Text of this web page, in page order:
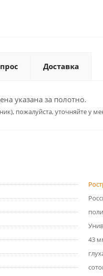
Доставка
указана за полотно.
пожалуйста, уточняйте у
43